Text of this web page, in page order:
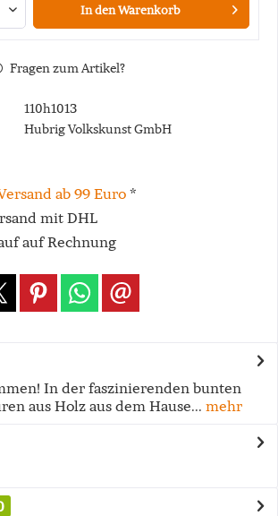
In denWarenkorb
Fragen zum Artikel?
110h1013
Hubrig Volkskunst GmbH
ab 99 Euro*
mit DHL
auf Rechnung
In der faszinierenden bunten
aus Holz aus dem Hause... mehr